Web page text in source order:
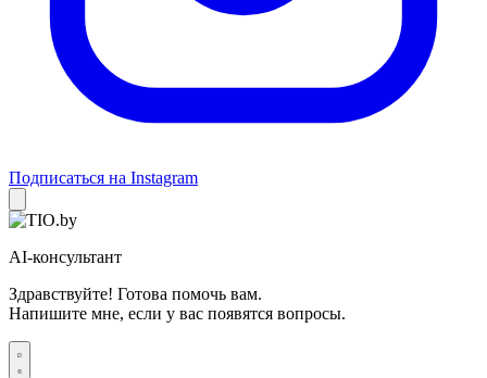
Подписаться на Instagram
AI-консультант
Здравствуйте! Готова помочь вам.
Напишите мне, если у вас появятся вопросы.